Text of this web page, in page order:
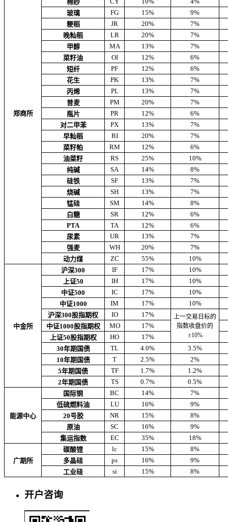
郑商所
棉纱
玻璃
FG 15%
9%
粳稻
JR 20%
7%
晚籼稻
LR 20%
7%
甲醇
MA 13%
7%
菜籽油
OI 12%
6%
短纤
PF 12%
6%
花生
PK 13%
7%
丙烯
PL 13%
7%
普麦
PM 20%
7%
瓶片
PR 12%
6%
对二甲苯
PX 13%
7%
早籼稻
RI 20%
7%
菜籽粕
RM 12%
6%
油菜籽
RS 25%
10%
纯碱
SA 14%
8%
硅铁
SF 13%
7%
烧碱
SH 13%
7%
锰硅
SM 14%
8%
白糖
SR 12%
6%
PTA
TA 12%
6%
尿素
UR 13%
7%
强麦
WH 20%
7%
动力煤
ZC 55% 10%
中金所
沪深300 IF 17%
10%
上证50
IH 17%
10%
中证500
IC 17%
10%
中证1000
IM 17%
10%
沪深300股指期权
IO 17%
上一交易日标的
指数收盘价的
±10%
中证1000股指期权 MO
17%
上证50股指期权
HO
17%
30年期国债
TL 4.0%
3.5%
10年期国债
T 2.5%
2%
5年期国债
TF 1.7%
1.2%
2年期国债
TS 0.7% 0.5%
能源中心
国际铜 BC 14%
7%
低硫燃料油
LU 16%
9%
20号胶
NR 15%
8%
原油
SC 16%
9%
集运指数
EC 35% 18%
广期所
碳酸锂 lc 15%
8%
多晶硅
ps 16%
9%
工业硅
si 15% 8%
开户咨询